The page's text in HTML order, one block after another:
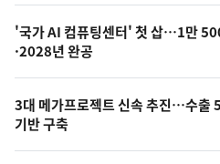
오
늘
의
사
진
'국가 AI 컴퓨팅센터' 첫 삽…1만
·2028년 완공
3대 메가프로젝트 신속 추진…수출
기반 구축